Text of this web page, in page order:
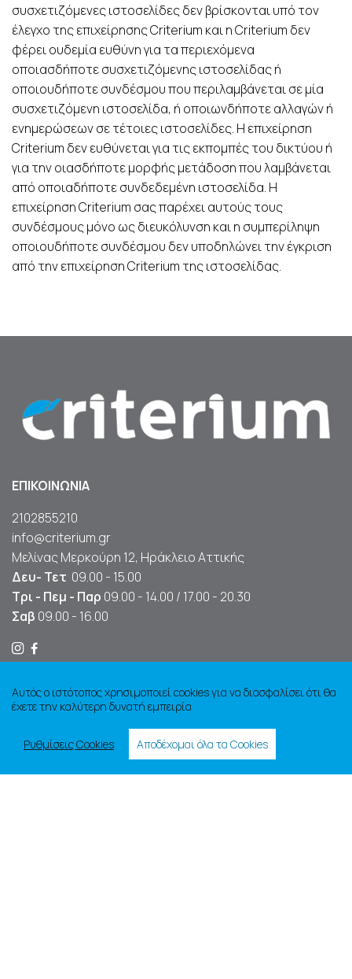
συσχετιζόμενες ιστοσελίδες δεν βρίσκονται υπό τον
έλεγχο της επιχείρησης Criterium και η Criterium δεν
φέρει ουδεμία ευθύνη για τα περιεχόμενα
οποιασδήποτε συσχετιζόμενης ιστοσελίδας ή
οποιουδήποτε συνδέσμου που περιλαμβάνεται σε μία
συσχετιζόμενη ιστοσελίδα, ή οποιωνδήποτε αλλαγών ή
ενημερώσεων σε τέτοιες ιστοσελίδες. Η επιχείρηση
Criterium δεν ευθύνεται για τις εκπομπές του δικτύου ή
για την οιασδήποτε μορφής μετάδοση που λαμβάνεται
από οποιαδήποτε συνδεδεμένη ιστοσελίδα. Η
επιχείρηση Criterium σας παρέχει αυτούς τους
συνδέσμους μόνο ως διευκόλυνση και η συμπερίληψη
οποιουδήποτε συνδέσμου δεν υποδηλώνει την έγκριση
από την επιχείρηση Criterium της ιστοσελίδας.
ΕΠΙΚΟΙΝΩΝΙΑ
2102855210
info@criterium.gr
Μελίνας Μερκούρη 12, Ηράκλειο Αττικής
Δευ- Τετ 09.00 - 15.00
Τρι - Πεμ - Παρ 09.00 - 14.00 / 17.00 - 20.30
Σαβ 09.00 - 16.00
ΝΟΜΙΚΑ
Πολιτική απορρήτου
Αυτός ο ιστότοπος χρησιμοποιεί cookies για να διασφαλίσει ότι θα
έχετε την καλύτερη δυνατή εμπειρία
Ρυθμίσεις Cookies Αποδέχομαι όλα τα Cookies